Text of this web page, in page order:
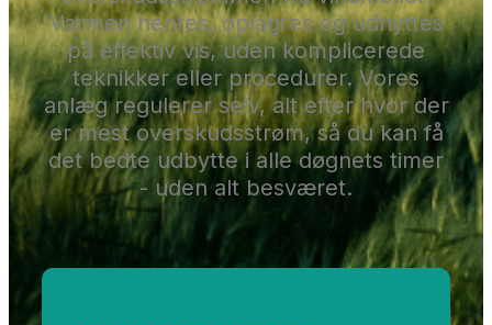
Varmen hentes, oplagres og udnyttes
på effektiv vis, uden komplicerede
teknikker eller procedurer. Vores
anlæg regulerer selv, alt efter hvor der
er mest overskudsstrøm, så du kan få
det bedte udbytte i alle døgnets timer
- uden alt besværet.